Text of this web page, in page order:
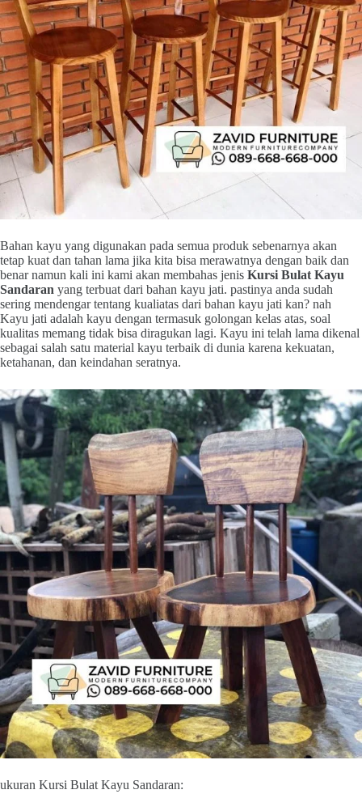
Bahan kayu yang digunakan pada semua produk sebenarnya akan
tetap kuat dan tahan lama jika kita bisa merawatnya dengan baik dan
benar namun kali ini kami akan membahas jenis Kursi Bulat Kayu
Sandaran yang terbuat dari bahan kayu jati. pastinya anda sudah
sering mendengar tentang kualiatas dari bahan kayu jati kan? nah
Kayu jati adalah kayu dengan termasuk golongan kelas atas, soal
kualitas memang tidak bisa diragukan lagi. Kayu ini telah lama dikenal
sebagai salah satu material kayu terbaik di dunia karena kekuatan,
ketahanan, dan keindahan seratnya.
ukuran Kursi Bulat Kayu Sandaran: